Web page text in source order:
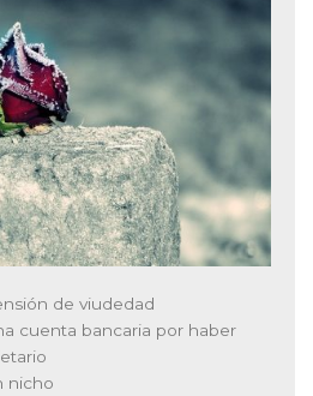
de viudedad
cuenta bancaria por haber
nicho